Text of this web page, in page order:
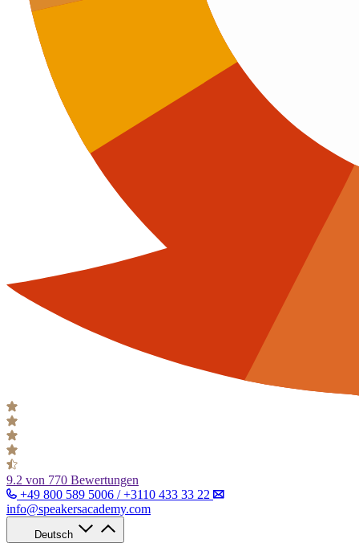
9.2 von 770 Bewertungen
+49 800 589 5006 / +3110 433 33 22
info@speakersacademy.com
Deutsch